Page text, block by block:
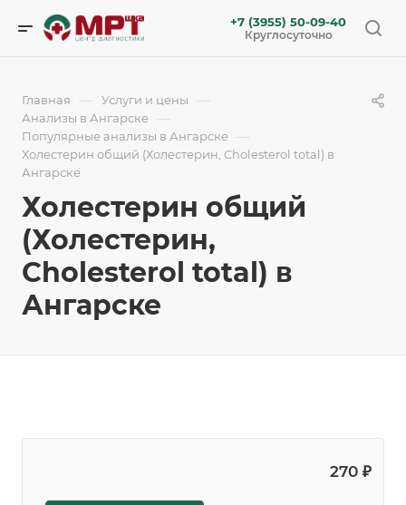
+7 (3955) 50-09-40
Круглосуточно
Главная — Услуги и цены —
Анализы в Ангарске —
Популярные анализы в Ангарске —
Холестерин общий (Холестерин, Cholesterol total) в
Ангарске
Холестерин общий
(Холестерин,
Cholesterol total) в
Ангарске
270 ₽